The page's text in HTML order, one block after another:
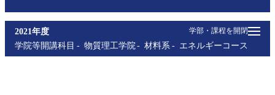
学部・課程を開閉
2021年度
学院等開講科目
物質理工学院 材料系 エネルギーコース